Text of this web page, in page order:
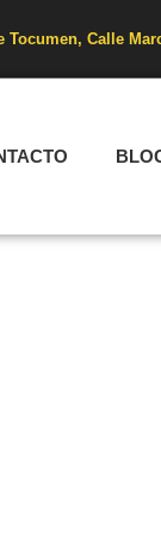
Tocumen, Calle